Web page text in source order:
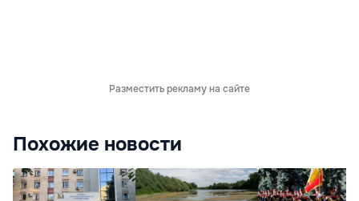
Разместить рекламу на сайте
Похожие новости